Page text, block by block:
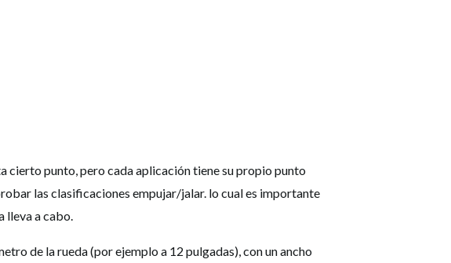
cierto punto, pero cada aplicación tiene su propio punto
las clasificaciones empujar/jalar. lo cual es importante
lleva a cabo.
de la rueda (por ejemplo a 12 pulgadas), con un ancho